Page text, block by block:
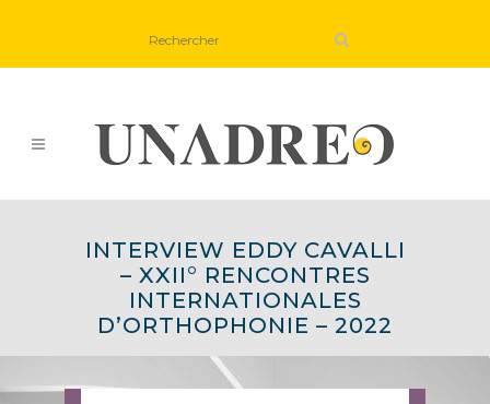
INTERVIEW EDDY CAVALLI
– XXII° RENCONTRES
INTERNATIONALES
D’ORTHOPHONIE – 2022